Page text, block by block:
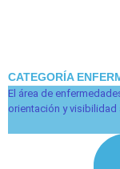
CATEGORÍA
El área de
orientación y visibilidad